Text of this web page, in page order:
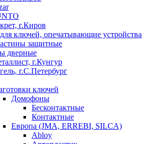
г.Киров
ключей, опечатывающие устройства
защитные
дверные
г.Кунгур
г.С.Петербург
ключей
Домофоны
Бесконтактные
Контактные
Европа (JMA, ERREBI, SILCA)
Abloy